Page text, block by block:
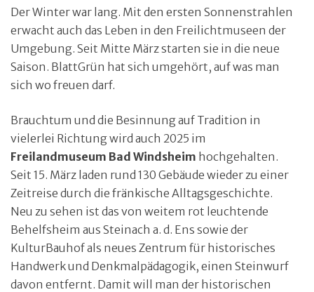
Der Winter war lang. Mit den ersten Sonnenstrahlen
erwacht auch das Leben in den Freilichtmuseen der
Umgebung. Seit Mitte März starten sie in die neue
Saison. BlattGrün hat sich umgehört, auf was man
sich wo freuen darf.
Brauchtum und die Besinnung auf Tradition in
vielerlei Richtung wird auch 2025 im
Freilandmuseum Bad Windsheim hochgehalten.
Seit 15. März laden rund 130 Gebäude wieder zu einer
Zeitreise durch die fränkische Alltagsgeschichte.
Neu zu sehen ist das von weitem rot leuchtende
Behelfsheim aus Steinach a. d. Ens sowie der
KulturBauhof als neues Zentrum für historisches
Handwerk und Denkmalpädagogik, einen Steinwurf
davon entfernt. Damit will man der historischen